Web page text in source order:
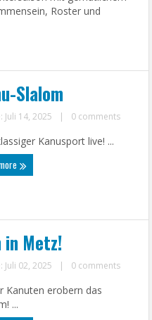
Roster und
Slalom
Juli 14, 2025 | 0 comments
Kanusport live! ...
in Metz!
Juli 02, 2025 | 0 comments
Kanuten erobern das
...